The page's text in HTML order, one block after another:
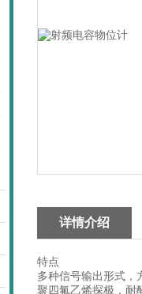
详情介绍
特点
多种信号输出形式，
聚四氟乙烯探极，耐